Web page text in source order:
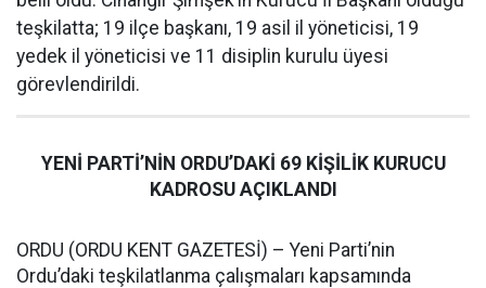
teşkilatta; 19 ilçe başkanı, 19 asil il yöneticisi, 19
yedek il yöneticisi ve 11 disiplin kurulu üyesi
görevlendirildi.
YENİ PARTİ’NİN ORDU’DAKİ 69 KİŞİLİK KURUCU
KADROSU AÇIKLANDI
ORDU (ORDU KENT GAZETESİ) – Yeni Parti’nin
Ordu’daki teşkilatlanma çalışmaları kapsamında